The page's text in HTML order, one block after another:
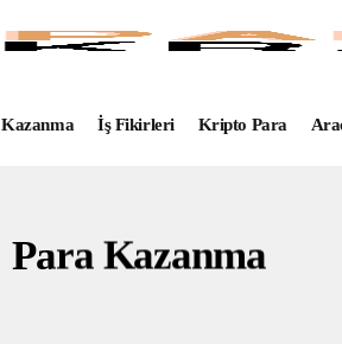
İş Fikirleri Kripto Para
Para Kazanma